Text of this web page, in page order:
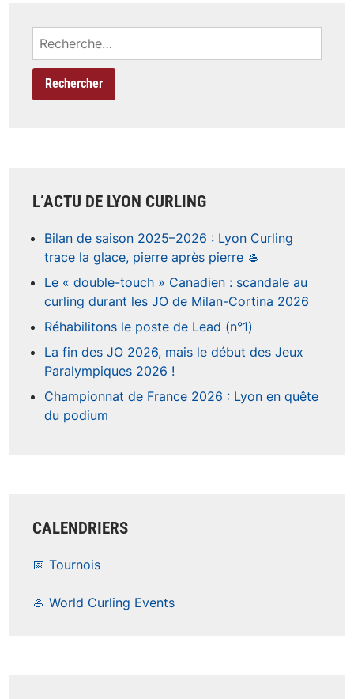
Rechercher :
L’ACTU DE LYON CURLING
Bilan de saison 2025–2026 : Lyon Curling
trace la glace, pierre après pierre 🥌
Le « double-touch » Canadien : scandale au
curling durant les JO de Milan-Cortina 2026
Réhabilitons le poste de Lead (n°1)
La fin des JO 2026, mais le début des Jeux
Paralympiques 2026 !
Championnat de France 2026 : Lyon en quête
du podium
CALENDRIERS
📅 Tournois
🥌 World Curling Events